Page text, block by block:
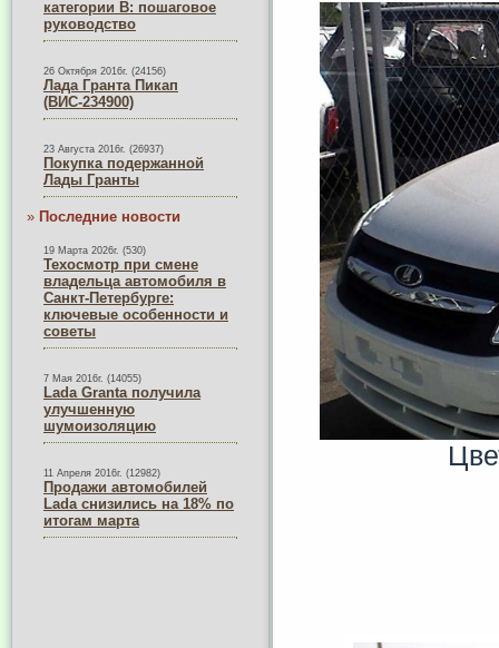
категории B: пошаговое
руководство
26 Октября 2016г. (24156)
Лада Гранта Пикап
(ВИС-234900)
23 Августа 2016г. (26937)
Покупка подержанной
Лады Гранты
» Последние новости
19 Марта 2026г. (530)
Техосмотр при смене
владельца автомобиля в
Санкт-Петербурге:
ключевые особенности и
советы
7 Мая 2016г. (14055)
Lada Granta получила
улучшенную
шумоизоляцию
11 Апреля 2016г. (12982)
Продажи автомобилей
Lada снизились на 18% по
итогам марта